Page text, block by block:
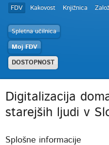
FDV Kakovost Knjižnica
Spletna učilnica
Moj FDV
DOSTOPNOST
Digitalizacija
starejših ljudi v
Splošne informacije